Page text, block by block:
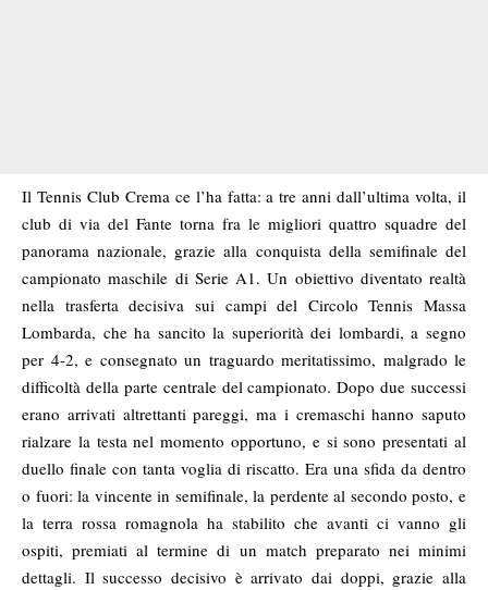
Il Tennis Club Crema ce l’ha fatta: a tre anni dall’ultima volta, il
club di via del Fante torna fra le migliori quattro squadre del
panorama nazionale, grazie alla conquista della semifinale del
campionato maschile di Serie A1. Un obiettivo diventato realtà
nella trasferta decisiva sui campi del Circolo Tennis Massa
Lombarda, che ha sancito la superiorità dei lombardi, a segno
per 4-2, e consegnato un traguardo meritatissimo, malgrado le
difficoltà della parte centrale del campionato. Dopo due successi
erano arrivati altrettanti pareggi, ma i cremaschi hanno saputo
rialzare la testa nel momento opportuno, e si sono presentati al
duello finale con tanta voglia di riscatto. Era una sfida da dentro
o fuori: la vincente in semifinale, la perdente al secondo posto, e
la terra rossa romagnola ha stabilito che avanti ci vanno gli
ospiti, premiati al termine di un match preparato nei minimi
dettagli. Il successo decisivo è arrivato dai doppi, grazie alla